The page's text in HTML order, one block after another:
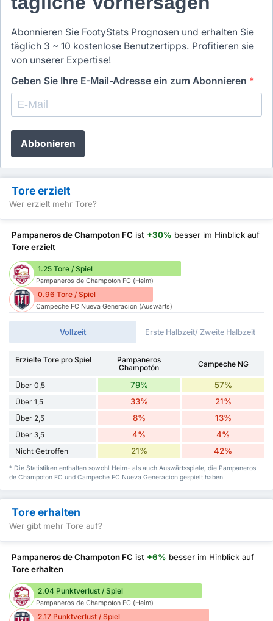
Abonnieren Sie FootyStats Prognosen und erhalten Sie
täglich 3 ~ 10 kostenlose Benutzertipps. Profitieren sie
von unserer Expertise!
Geben Sie Ihre E-Mail-Adresse ein zum Abonnieren *
Abbonieren
Tore erzielt
Wer erzielt mehr Tore?
Pampaneros de Champoton FC ist +30% besser im Hinblick auf
Tore erzielt
1.25 Tore / Spiel
Pampaneros de Champoton FC (Heim)
0.96 Tore / Spiel
Campeche FC Nueva Generacion (Auswärts)
Vollzeit Erste Halbzeit/ Zweite Halbzeit
Erzielte Tore pro Spiel
Pampaneros
Champotón
Campeche NG
Über 0,5 79% 57%
Über 1,5 33% 21%
Über 2,5 8% 13%
Über 3,5 4% 4%
Nicht Getroffen 21% 42%
* Die Statistiken enthalten sowohl Heim- als auch Auswärtsspiele, die Pampaneros
de Champoton FC und Campeche FC Nueva Generacion gespielt haben.
Tore erhalten
Wer gibt mehr Tore auf?
Pampaneros de Champoton FC ist +6% besser im Hinblick auf
Tore erhalten
2.04 Punktverlust / Spiel
Pampaneros de Champoton FC (Heim)
2.17 Punktverlust / Spiel